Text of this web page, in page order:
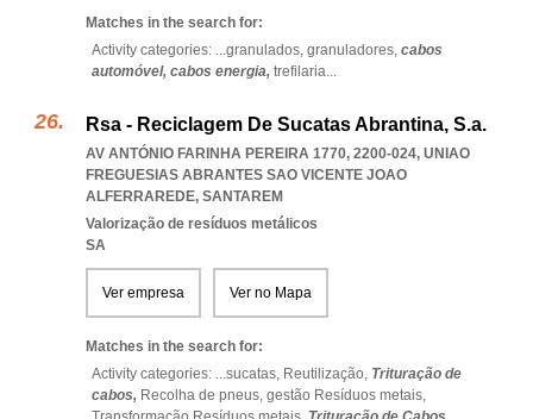
Matches in the search for:
Activity categories: ...granulados, granuladores, cabos
automóvel, cabos energia, trefilaria...
Rsa - Reciclagem De Sucatas Abrantina, S.a.
AV ANTÓNIO FARINHA PEREIRA 1770, 2200-024, UNIAO
FREGUESIAS ABRANTES SAO VICENTE JOAO
ALFERRAREDE, SANTAREM
Valorização de resíduos metálicos
SA
Ver empresa Ver no Mapa
Matches in the search for:
Activity categories: ...sucatas, Reutilização, Trituração de
cabos, Recolha de pneus, gestão Resíduos metais,